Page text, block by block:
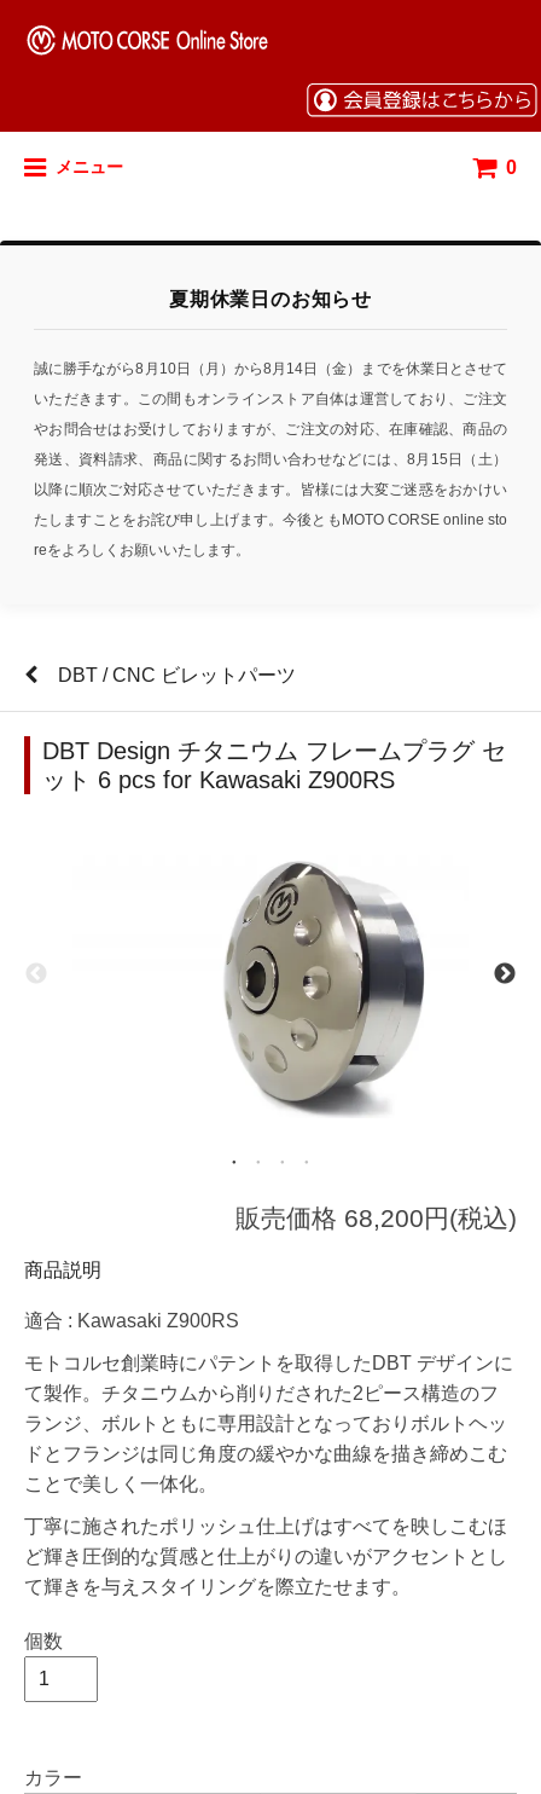
メニュー 0
夏期休業日のお知らせ
誠に勝手ながら8月10日（月）から8月14日（金）までを休業日とさせて
いただきます。この間もオンラインストア自体は運営しており、ご注文
やお問合せはお受けしておりますが、ご注文の対応、在庫確認、商品の
発送、資料請求、商品に関するお問い合わせなどには、8月15日（土）
以降に順次ご対応させていただきます。皆様には大変ご迷惑をおかけい
たしますことをお詫び申し上げます。今後ともMOTO CORSE online sto
reをよろしくお願いいたします。
DBT / CNC ビレットパーツ
DBT Design チタニウム フレームプラグ セ
ット 6 pcs for Kawasaki Z900RS
販売価格 68,200円(税込)
商品説明
適合 : Kawasaki Z900RS
モトコルセ創業時にパテントを取得したDBT デザインに
て製作。チタニウムから削りだされた2ピース構造のフ
ランジ、ボルトともに専用設計となっておりボルトヘッ
ドとフランジは同じ角度の緩やかな曲線を描き締めこむ
ことで美しく一体化。
丁寧に施されたポリッシュ仕上げはすべてを映しこむほ
ど輝き圧倒的な質感と仕上がりの違いがアクセントとし
て輝きを与えスタイリングを際立たせます。
個数
カラー